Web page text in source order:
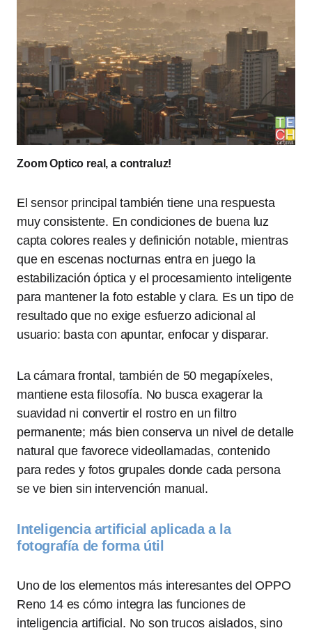
Zoom Optico real, a contraluz!
El sensor principal también tiene una respuesta
muy consistente. En condiciones de buena luz
capta colores reales y definición notable, mientras
que en escenas nocturnas entra en juego la
estabilización óptica y el procesamiento inteligente
para mantener la foto estable y clara. Es un tipo de
resultado que no exige esfuerzo adicional al
usuario: basta con apuntar, enfocar y disparar.
La cámara frontal, también de 50 megapíxeles,
mantiene esta filosofía. No busca exagerar la
suavidad ni convertir el rostro en un filtro
permanente; más bien conserva un nivel de detalle
natural que favorece videollamadas, contenido
para redes y fotos grupales donde cada persona
se ve bien sin intervención manual.
Inteligencia artificial aplicada a la
fotografía de forma útil
Uno de los elementos más interesantes del OPPO
Reno 14 es cómo integra las funciones de
inteligencia artificial. No son trucos aislados, sino